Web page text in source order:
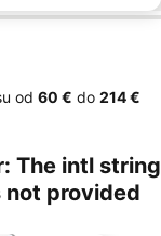
od ‎60 € do ‎214 €
The intl string
provided